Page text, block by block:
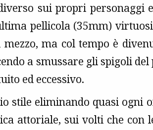
sui propri personaggi
pellicola (35mm)
ma col tempo è
a smussare gli spigoli
ed eccessivo.
stile eliminando quasi ogni
attoriale, sui volti che con